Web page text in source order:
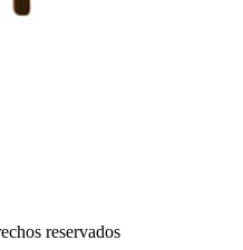
reservados